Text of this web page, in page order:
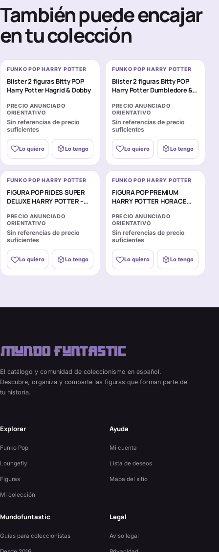
También puede encajar
en tu colección
FUNKO POP HARRY POTTER
Blister 2 figuras Bitty POP
Harry Potter Hagrid & Dobby
PRECIO ANUNCIADO
ORIENTATIVO
Sin referencias de precio
suficientes
Lo quiero Lo tengo
FUNKO POP HARRY POTTER
Blister 2 figuras Bitty POP
Harry Potter Dumbledore &
PRECIO ANUNCIADO
ORIENTATIVO
Sin referencias de precio
suficientes
Lo quiero Lo tengo
FUNKO POP HARRY POTTER
FIGURA POP RIDES SUPER
DELUXE HARRY POTTER –
KNIGHT BUS
PRECIO ANUNCIADO
ORIENTATIVO
Sin referencias de precio
suficientes
Lo quiero Lo tengo
FUNKO POP HARRY POTTER
FIGURA POP PREMIUM
HARRY POTTER HORACE
PRECIO ANUNCIADO
ORIENTATIVO
Sin referencias de precio
suficientes
Lo quiero Lo tengo
El catálogo y comunidad de coleccionismo en español.
Descubre, organiza y comparte las figuras que forman parte de
tu historia.
Explorar
Funko Pop
Loungefly
Figuras
Mi colección
Ayuda
Mi cuenta
Lista de deseos
Mapa del sitio
Mundofuntastic
Guías para coleccionistas
Legal
Aviso legal